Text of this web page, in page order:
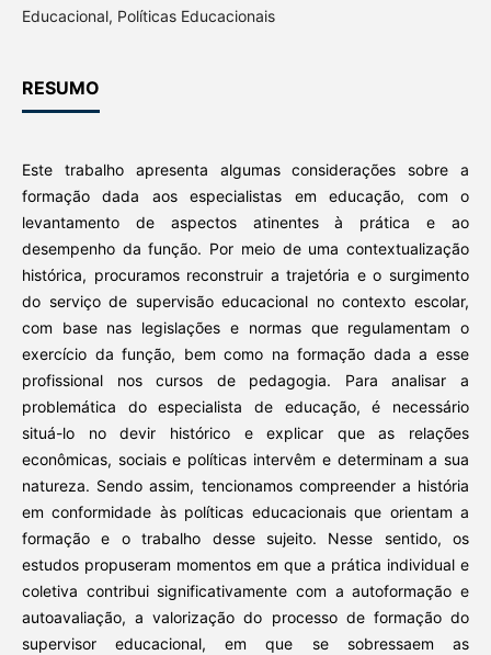
Educacional, Políticas Educacionais
RESUMO
Este trabalho apresenta algumas considerações sobre a
formação dada aos especialistas em educação, com o
levantamento de aspectos atinentes à prática e ao
desempenho da função. Por meio de uma contextualização
histórica, procuramos reconstruir a trajetória e o surgimento
do serviço de supervisão educacional no contexto escolar,
com base nas legislações e normas que regulamentam o
exercício da função, bem como na formação dada a esse
profissional nos cursos de pedagogia. Para analisar a
problemática do especialista de educação, é necessário
situá-lo no devir histórico e explicar que as relações
econômicas, sociais e políticas intervêm e determinam a sua
natureza. Sendo assim, tencionamos compreender a história
em conformidade às políticas educacionais que orientam a
formação e o trabalho desse sujeito. Nesse sentido, os
estudos propuseram momentos em que a prática individual e
coletiva contribui significativamente com a autoformação e
autoavaliação, a valorização do processo de formação do
supervisor educacional, em que se sobressaem as